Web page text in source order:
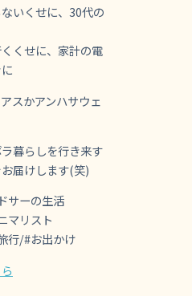
いくせに、30代の
くせに、家計の電
スかアンハサウェ
暮らしを行き来す
届けします(笑)
サーの生活
マリスト
行/#お出かけ